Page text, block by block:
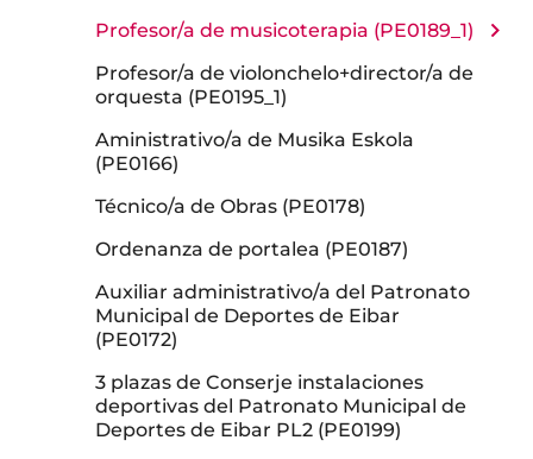
Profesor/a de musicoterapia (PE0189_1)
Profesor/a de violonchelo+director/a de
orquesta (PE0195_1)
Aministrativo/a de Musika Eskola
(PE0166)
Técnico/a de Obras (PE0178)
Ordenanza de portalea (PE0187)
Auxiliar administrativo/a del Patronato
Municipal de Deportes de Eibar
(PE0172)
3 plazas de Conserje instalaciones
deportivas del Patronato Municipal de
Deportes de Eibar PL2 (PE0199)